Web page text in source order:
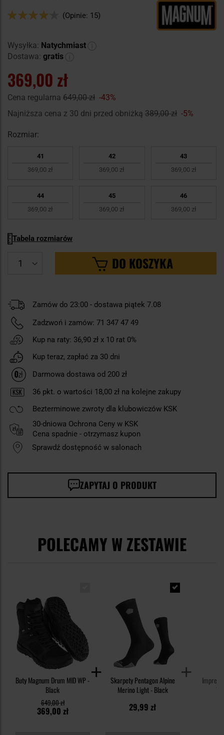
Ocena:
(Opinie: 15)
Wysyłka: Natychmiast
Dostawa: gratis
369,00 zł
Cena regularna 649,00 zł -43%
Najniższa cena z 30 dni przed obniżką 389,00 zł -5%
Rozmiar:
41
369,00 zł
42
369,00 zł
43
369,00 zł
44
369,00 zł
45
369,00 zł
46
369,00 zł
Tabela rozmiarów
DO KOSZYKA
Zamów do 23:00 - dostawa piątek 7.08
Zadzwoń i zamów: 71 347 47 49
Kup na raty: 36,90 zł x 10 rat 0%
Kup teraz, zapłać za 30 dni
Darmowa dostawa od 200 zł
36 pkt. o wartości 18,00 zł na kolejne zakupy
Bezterminowe zwroty dla klubowiczów KSK
30-dniowa Ochrona Ceny w KSK
Cena spadnie - otrzymasz kupon
Sprawdź dostępność w salonach
ZAPYTAJ O PRODUKT
POLECAMY W ZESTAWIE
Buty Magnum Drum MID WP -
Black
369,00 zł
649,00 zł
Skarpety Pentagon Alpine
Merino Light - Black
29,99 zł